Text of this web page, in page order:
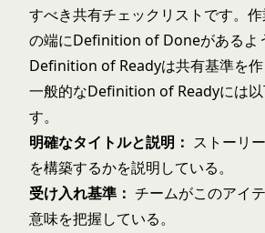
すべき共有チェックリストです。
の端にDefinition of Doneがあるよ
Definition of Readyは共有基準を作
一般的なDefinition of Readyには以
す。
明確なタイトルと説明： ストーリ
を構築するかを説明している。
受け入れ基準： チームがこのアイ
意味を把握している。